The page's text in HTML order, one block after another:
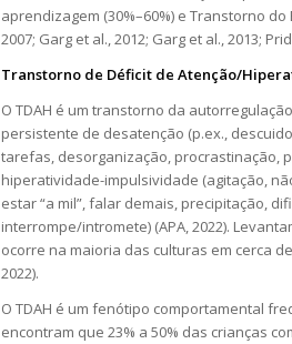
aprendizagem (30%–60%) e Transtorno do
2007; Garg et al., 2012; Garg et al., 2013;
Transtorno de Déficit de Atenção/
O TDAH é um transtorno da
persistente de desatenção (p.ex.,
tarefas, desorganização, procrastinação,
hiperatividade-impulsividade (agitação,
estar “a mil”, falar demais, precipitação,
interrompe/intromete) (APA, 2022).
ocorre na maioria das culturas em cerca
2022).
O TDAH é um fenótipo comportamental
encontram que 23% a 50% das crianças